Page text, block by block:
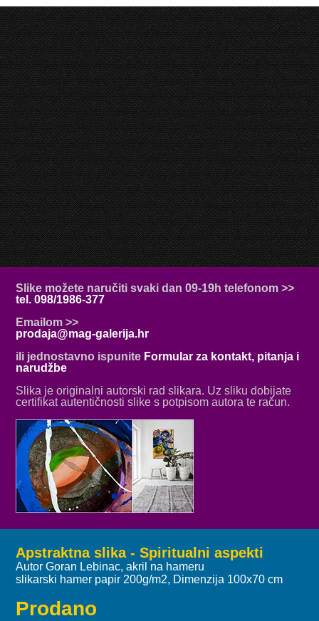
Slike možete naručiti svaki dan 09-19h telefonom >>
tel. 098/1986-377
Emailom >>
prodaja@mag-galerija.hr
ili jednostavno ispunite Formular za kontakt, pitanja i
narudžbe
Slika je originalni autorski rad slikara. Uz sliku dobijate
certifikat autentičnosti slike s potpisom autora te račun.
Apstraktna slika - Spiritualni aspekti
Autor Goran Lebinac, akril na hameru
slikarski hamer papir 200g/m2, Dimenzija 100x70 cm
Prodano